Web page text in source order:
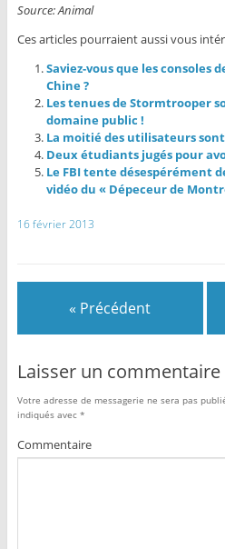
Source: Animal
Ces articles pourraient aussi vous
Saviez-vous que les consoles
Chine ?
Les tenues de Stormtrooper
domaine public !
La moitié des utilisateurs
Deux étudiants jugés pour
Le FBI tente désespérément
vidéo du « Dépeceur de
16 février 2013
« Précédent
Laisser un commentaire
Votre adresse de messagerie ne sera pas
indiqués avec *
Commentaire